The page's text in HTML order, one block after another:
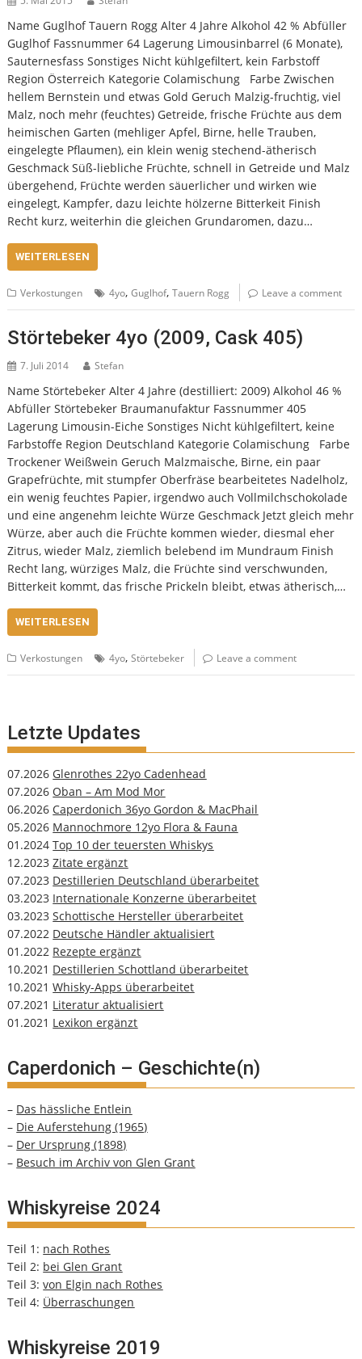
Name Guglhof Tauern Rogg Alter 4 Jahre Alkohol 42 % Abfüller
Guglhof Fassnummer 64 Lagerung Limousinbarrel (6 Monate),
Sauternesfass Sonstiges Nicht kühlgefiltert, kein Farbstoff
Region Österreich Kategorie Colamischung Farbe Zwischen
hellem Bernstein und etwas Gold Geruch Malzig-fruchtig, viel
Malz, noch mehr (feuchtes) Getreide, frische Früchte aus dem
heimischen Garten (mehliger Apfel, Birne, helle Trauben,
eingelegte Pflaumen), ein klein wenig stechend-ätherisch
Geschmack Süß-liebliche Früchte, schnell in Getreide und Malz
übergehend, Früchte werden säuerlicher und wirken wie
eingelegt, Kampfer, dazu leichte hölzerne Bitterkeit Finish
Recht kurz, weiterhin die gleichen Grundaromen, dazu…
WEITERLESEN
Verkostungen 4yo,Guglhof,Tauern Rogg Leave a comment
Störtebeker 4yo (2009, Cask 405)
7. Juli 2014 Stefan
Name Störtebeker Alter 4 Jahre (destilliert: 2009) Alkohol 46 %
Abfüller Störtebeker Braumanufaktur Fassnummer 405
Lagerung Limousin-Eiche Sonstiges Nicht kühlgefiltert, keine
Farbstoffe Region Deutschland Kategorie Colamischung Farbe
Trockener Weißwein Geruch Malzmaische, Birne, ein paar
Grapefrüchte, mit stumpfer Oberfräse bearbeitetes Nadelholz,
ein wenig feuchtes Papier, irgendwo auch Vollmilchschokolade
und eine angenehm leichte Würze Geschmack Jetzt gleich mehr
Würze, aber auch die Früchte kommen wieder, diesmal eher
Zitrus, wieder Malz, ziemlich belebend im Mundraum Finish
Recht lang, würziges Malz, die Früchte sind verschwunden,
Bitterkeit kommt, das frische Prickeln bleibt, etwas ätherisch,…
WEITERLESEN
Verkostungen 4yo,Störtebeker Leave a comment
Letzte Updates
07.2026 Glenrothes 22yo Cadenhead
07.2026 Oban – Am Mod Mor
06.2026 Caperdonich 36yo Gordon & MacPhail
05.2026 Mannochmore 12yo Flora & Fauna
01.2024Top 10 der teuersten Whiskys
12.2023Zitate ergänzt
07.2023 Destillerien Deutschland überarbeitet
03.2023 Internationale Konzerne überarbeitet
03.2023Schottische Hersteller überarbeitet
07.2022 Deutsche Händler aktualisiert
01.2022 Rezepte ergänzt
10.2021 Destillerien Schottland überarbeitet
10.2021Whisky-Apps überarbeitet
07.2021 Literatur aktualisiert
01.2021 Lexikon ergänzt
Caperdonich – Geschichte(n)
– Das hässliche Entlein
– Die Auferstehung (1965)
– Der Ursprung (1898)
– Besuch im Archiv von Glen Grant
Whiskyreise 2024
Teil 1: nach Rothes
Teil 2: bei Glen Grant
Teil 3:von Elgin nach Rothes
Teil 4: Überraschungen
Whiskyreise 2019